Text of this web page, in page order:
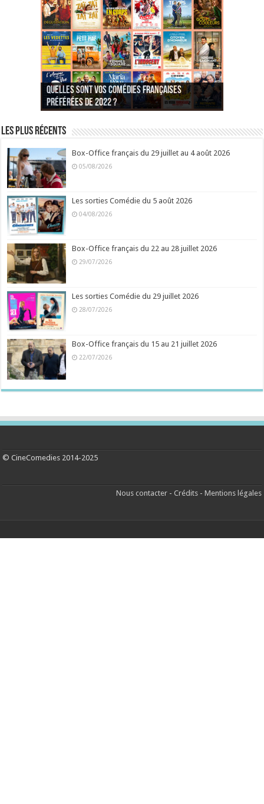
Quelles sont vos comédies françaises
préférées de 2022 ?
Quel est votre personnage préféré du Père
Noël est une ordure ?
Quelles sont vos comédies françaises
préférées de 2021 ?
Quel est votre « Gendarme » préféré ?
Quels sont vos 3 comédies de Jean-Marie Poiré
préférées ?
Quel est votre « Tati » préféré ?
Quel est votre « bronzé » préféré ?
Les plus récents
Box-Office français du 29 juillet au 4 août 2026
05/08/2026
Les sorties Comédie du 5 août 2026
04/08/2026
Box-Office français du 22 au 28 juillet 2026
29/07/2026
Les sorties Comédie du 29 juillet 2026
28/07/2026
Box-Office français du 15 au 21 juillet 2026
22/07/2026
© CineComedies 2014-2025
Nous contacter- Crédits- Mentions légales